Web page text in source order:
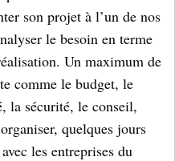
son projet à l’un de nos
le besoin en terme
Un maximum de
comme le budget, le
la sécurité, le conseil,
quelques jours
les entreprises du